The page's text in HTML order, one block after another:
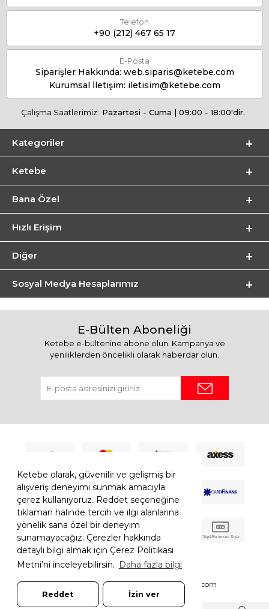
Ketebe olarak, güvenilir ve gelişmiş bir
alışveriş deneyimi sunmak amacıyla
çerez kullanıyoruz. Reddet seçeneğine
tıklaman halinde tercih ve ilgi alanlarına
yönelik sana özel bir deneyim
sunamayacağız. Çerezler hakkında
detaylı bilgi almak için Çerez Politikası
Metni’ni inceleyebilirsin. Daha fazla bilgi
Reddet İzin ver
Telefon
+90 (212) 467 65 17
E-Posta
Siparişler Hakkında: web.siparis@ketebe.com
Kurumsal İletişim: iletisim@ketebe.com
Çalışma Saatlerimiz: Pazartesi - Cuma | 09:00 - 18:00'dir.
Kategoriler
Ketebe
Bana Özel
Hızlı Erişim
Diğer
Sosyal Medya Hesaplarımız
E-Bülten Aboneliği
Ketebe e-bültenine abone olun. Kampanya ve
yeniliklerden öncelikli olarak haberdar olun.
© 2026 Ketebe Tüm Hakkı Saklıdır. Ketebe.com
7308052261181544